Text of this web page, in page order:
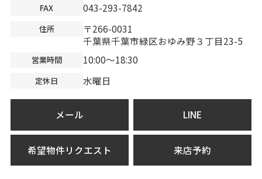
FAX 043-293-7842
住所
〒266-0031
千葉県千葉市緑区おゆみ野３丁目23-5
営業時間 10:00～18:30
定休日 水曜日
メール LINE
希望物件リクエスト 来店予約